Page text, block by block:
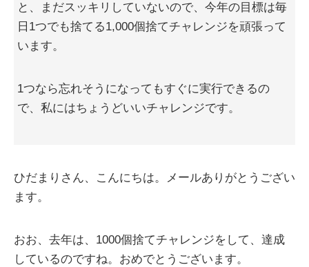
と、まだスッキリしていないので、今年の目標は毎
日1つでも捨てる1,000個捨てチャレンジを頑張って
います。
1つなら忘れそうになってもすぐに実行できるの
で、私にはちょうどいいチャレンジです。
ひだまりさん、こんにちは。メールありがとうござい
ます。
おお、去年は、1000個捨てチャレンジをして、達成
しているのですね。おめでとうございます。